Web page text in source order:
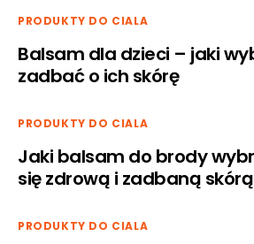
PRODUKTY DO CIALA
Balsam dla dzieci – jaki
zadbać o ich skórę
PRODUKTY DO CIALA
Jaki balsam do brody
się zdrową i zadbaną skórą
PRODUKTY DO CIALA